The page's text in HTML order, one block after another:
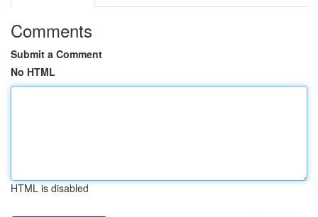
Comments
Submit a Comment
No HTML
HTML is disabled